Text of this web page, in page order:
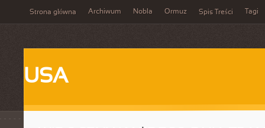
Strona główna Archiwum Nobla Ormuz Spis Treści Tagi
USA